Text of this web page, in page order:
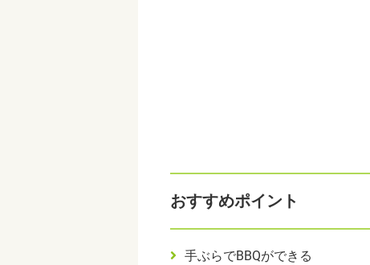
おすすめポイント
手ぶらでBBQができる